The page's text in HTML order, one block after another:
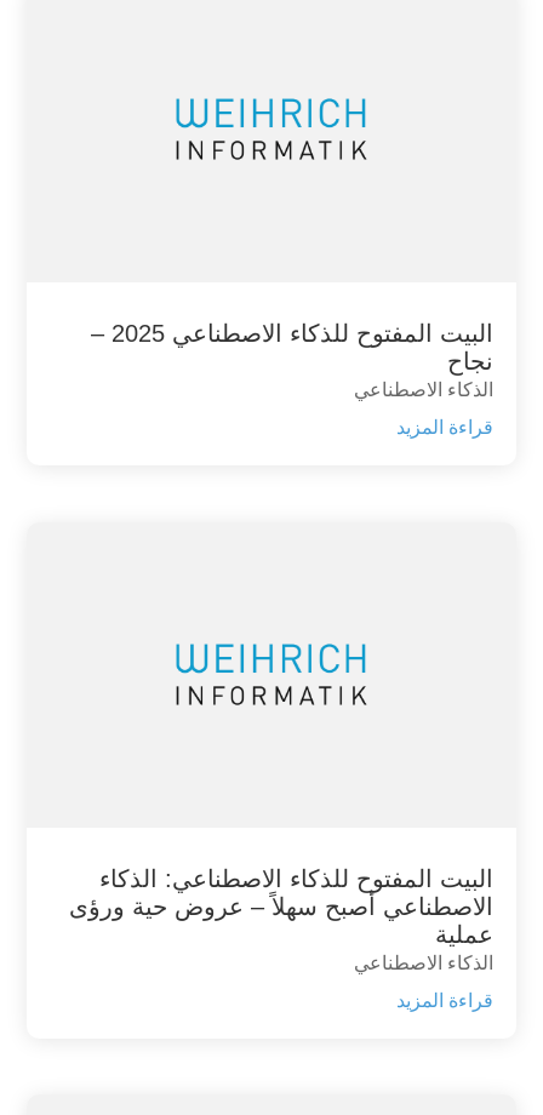
البيت المفتوح للذكاء الاصطناعي 2025 –
نجاح
الذكاء الاصطناعي
قراءة المزيد
البيت المفتوح للذكاء الاصطناعي: الذكاء
الاصطناعي أصبح سهلاً – عروض حية ورؤى
عملية
الذكاء الاصطناعي
قراءة المزيد